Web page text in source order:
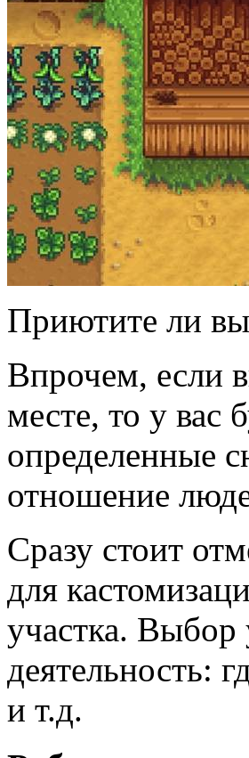
Приютите ли
Впрочем, если
месте, то у вас
определенные
отношение
Сразу стоит
для
участка. Выбор
деятельность:
и т.д.